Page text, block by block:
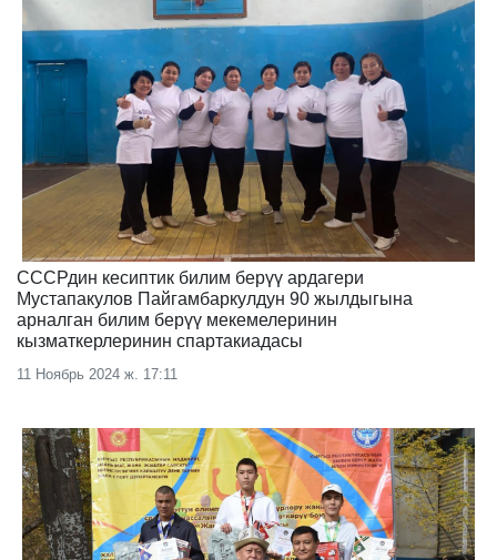
СССРдин кесиптик билим берүү ардагери
Мустапакулов Пайгамбаркулдун 90 жылдыгына
арналган билим берүү мекемелеринин
кызматкерлеринин спартакиадасы
11 Ноябрь 2024 ж. 17:11